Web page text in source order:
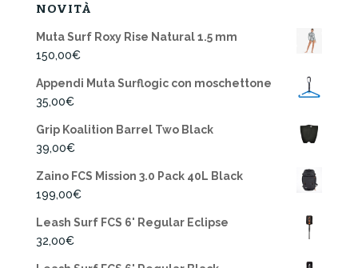
NOVITÀ
Muta Surf Roxy Rise Natural 1.5 mm
150,00€
Appendi Muta Surflogic con moschettone
35,00€
Grip Koalition Barrel Two Black
39,00€
Zaino FCS Mission 3.0 Pack 40L Black
199,00€
Leash Surf FCS 6' Regular Eclipse
32,00€